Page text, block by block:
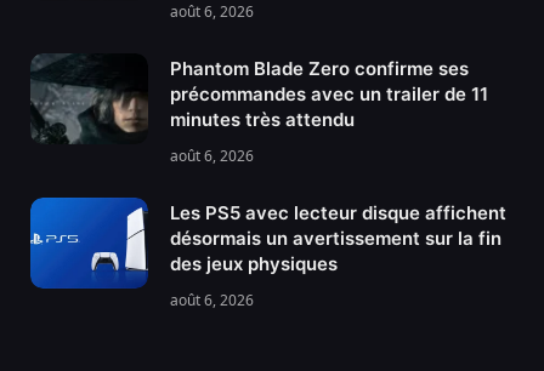
août 6, 2026
Phantom Blade Zero confirme ses
précommandes avec un trailer de 11
minutes très attendu
août 6, 2026
Les PS5 avec lecteur disque affichent
désormais un avertissement sur la fin
des jeux physiques
août 6, 2026